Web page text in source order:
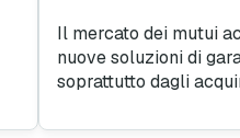
Il mercato dei mutui
nuove soluzioni di
soprattutto dagli
del totale, mostrano